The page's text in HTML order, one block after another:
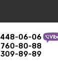
448-06-06
760-80-88
309-89-89